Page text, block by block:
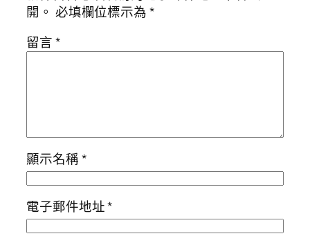
開。 必填欄位標示為*
留言*
顯示名稱*
電子郵件地址*